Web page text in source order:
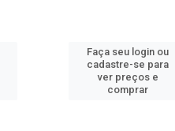
Faça seu login ou
cadastre-se para
ver preços e
comprar